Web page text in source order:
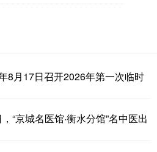
8月17日召开2026年第一次临时
“京城名医馆·衡水分馆”名中医出